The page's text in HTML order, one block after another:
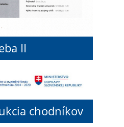
II
chodníkov